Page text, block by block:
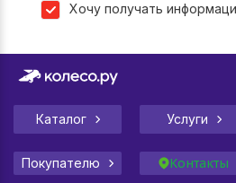
Хочу получать
Каталог Услуги
Покупателю Контакты